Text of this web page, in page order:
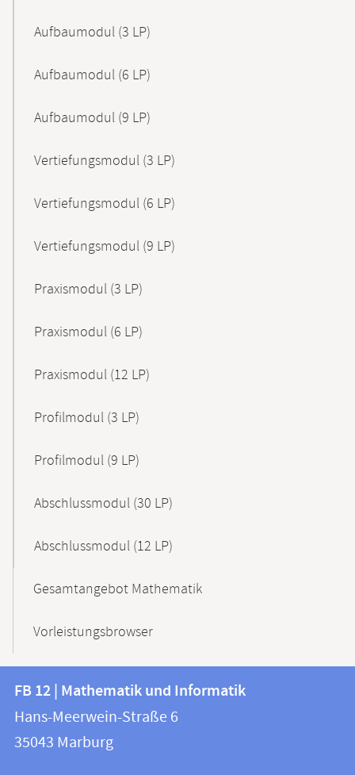
Aufbaumodul (3 LP)
Aufbaumodul (6 LP)
Aufbaumodul (9 LP)
Vertiefungsmodul (3 LP)
Vertiefungsmodul (6 LP)
Vertiefungsmodul (9 LP)
Praxismodul (3 LP)
Praxismodul (6 LP)
Praxismodul (12 LP)
Profilmodul (3 LP)
Profilmodul (9 LP)
Abschlussmodul (30 LP)
Abschlussmodul (12 LP)
Gesamtangebot Mathematik
Vorleistungsbrowser
Kontakt
und
Informationen
FB
12
|
FB 12 | Mathematik und Informatik
Hans-Meerwein-Straße 6
35043 Marburg